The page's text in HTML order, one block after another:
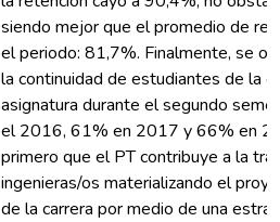
siendo mejor que el promedio de
el periodo: 81,7%. Finalmente, se
la continuidad de estudiantes de la
asignatura durante el segundo
el 2016, 61% en 2017 y 66% en
primero que el PT contribuye a la
ingenieras/os materializando el
de la carrera por medio de una